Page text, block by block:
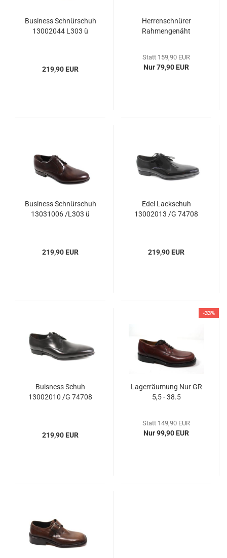
Business Schnürschuh
13002044 L303 ü
219,90 EUR
Herrenschnürer
Rahmengenäht
Statt 159,90 EUR
Nur 79,90 EUR
Business Schnürschuh
13031006 /L303 ü
219,90 EUR
Edel Lackschuh
13002013 /G 74708
219,90 EUR
Buisness Schuh
13002010 /G 74708
219,90 EUR
-33%
Lagerräumung Nur GR
5,5 - 38.5
Statt 149,90 EUR
Nur 99,90 EUR